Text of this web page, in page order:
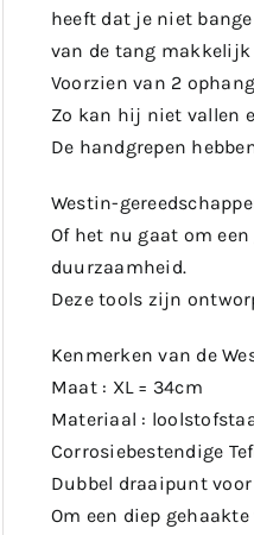
heeft dat je niet
van de tang
Voorzien van 2
Zo kan hij niet vallen
De handgrepen
Westin-
Of het nu gaat om
duurzaamheid.
Deze tools zijn
Kenmerken van de
Maat : XL = 34cm
Materiaal :
Corrosiebestendige
Dubbel draaipunt
Om een diep